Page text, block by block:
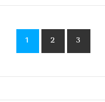
1 2 3